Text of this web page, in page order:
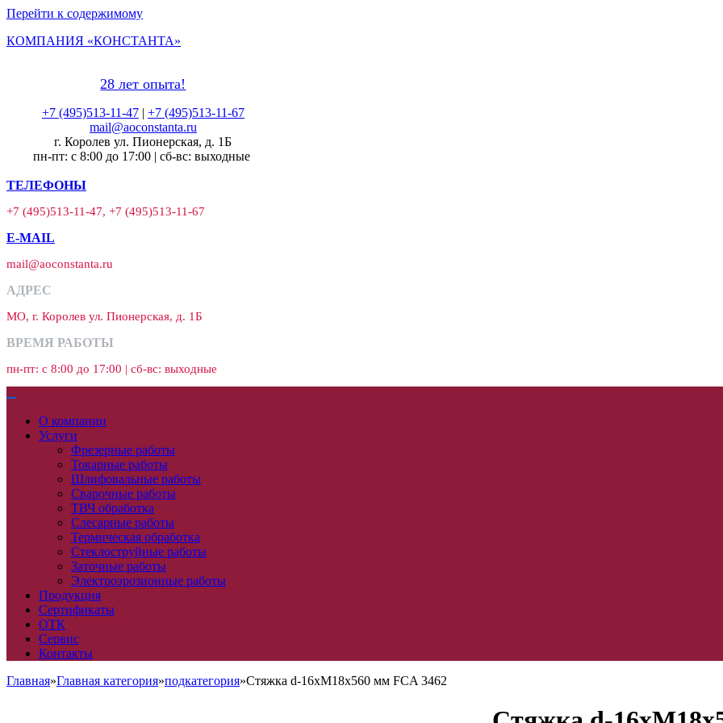
Перейти к содержимому
КОМПАНИЯ «КОНСТАНТА»
28 лет опыта!
+7 (495)513-11-47| +7 (495)513-11-67
mail@aoconstanta.ru
г. Королев ул. Пионерская, д. 1Б
пн-пт: с 8:00 до 17:00 | сб-вс: выходные
ТЕЛЕФОНЫ
+7 (495)513-11-47, +7 (495)513-11-67
E-MAIL
mail@aoconstanta.ru
АДРЕС
МО, г. Королев ул. Пионерская, д. 1Б
ВРЕМЯ РАБОТЫ
пн-пт: с 8:00 до 17:00 | сб-вс: выходные
О компании
Услуги
Фрезерные работы
Токарные работы
Шлифовальные работы
Сварочные работы
ТВЧ обработка
Слесарные работы
Термическая обработка
Стеклоструйные работы
Заточные работы
Электроэрозионные работы
Продукция
Сертификаты
ОТК
Сервис
Контакты
Главная»Главная категория»подкатегория»Стяжка d-16хМ18х560 мм FCA 3462